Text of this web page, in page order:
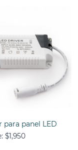
para panel LED
$1,950